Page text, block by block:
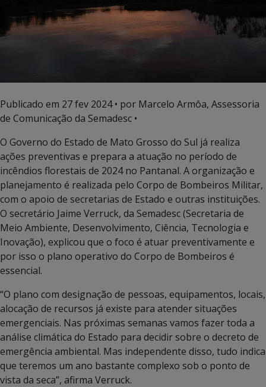
Publicado em 27 fev 2024• por Marcelo Armôa, Assessoria
de Comunicação da Semadesc •
O Governo do Estado de Mato Grosso do Sul já realiza
ações preventivas e prepara a atuação no período de
incêndios florestais de 2024 no Pantanal. A organização e
planejamento é realizada pelo Corpo de Bombeiros Militar,
com o apoio de secretarias de Estado e outras instituições.
O secretário Jaime Verruck, da Semadesc (Secretaria de
Meio Ambiente, Desenvolvimento, Ciência, Tecnologia e
Inovação), explicou que o foco é atuar preventivamente e
por isso o plano operativo do Corpo de Bombeiros é
essencial.
“O plano com designação de pessoas, equipamentos, locais,
alocação de recursos já existe para atender situações
emergenciais. Nas próximas semanas vamos fazer toda a
análise climática do Estado para decidir sobre o decreto de
emergência ambiental. Mas independente disso, tudo indica
que teremos um ano bastante complexo sob o ponto de
vista da seca”, afirma Verruck.